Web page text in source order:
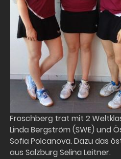
Froschberg trat mit 2
Linda Bergström (SWE) und
Sofia Polcanova. Dazu das
aus Salzburg Selina Leitner.